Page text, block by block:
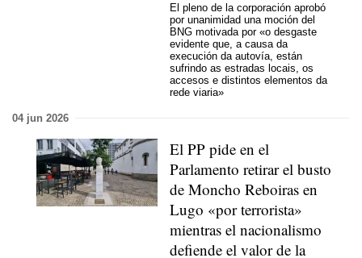
El pleno de la corporación aprobó
por unanimidad una moción del
BNG motivada por «o desgaste
evidente que, a causa da
execución da autovía, están
sufrindo as estradas locais, os
accesos e distintos elementos da
rede viaria»
04 jun 2026
El PP pide en el
Parlamento retirar el busto
de Moncho Reboiras en
Lugo «por terrorista»
mientras el nacionalismo
defiende el valor de la